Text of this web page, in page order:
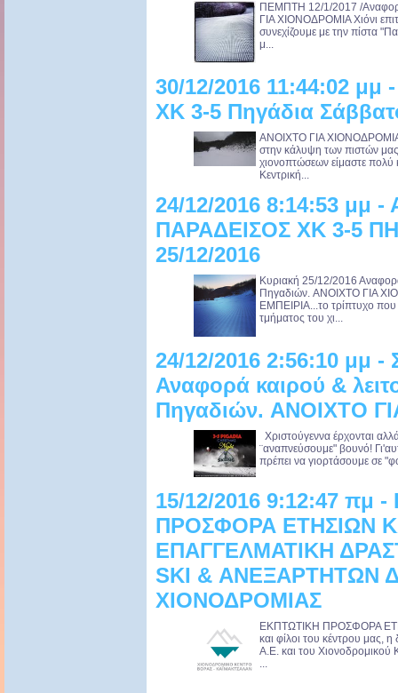
ΠΕΜΠΤΗ 12/1/2017 /
ΓΙΑ ΧΙΟΝΟΔΡΟΜΙΑ Χιόνι
συνεχίζουμε με την πίστα
μ...
30/12/2016 11:44:02 μμ
ΧΚ 3-5 Πηγάδια
ANOIXTO ΓΙΑ ΧΙΟΝΟΔΡΟΜΙΑ
στην κάλυψη των πιστών μας
χιονοπτώσεων είμαστε πολύ
Κεντρική...
24/12/2016 8:14:53 μμ
ΠΑΡΑΔΕΙΣΟΣ ΧΚ 3-5
25/12/2016
Κυριακή 25/12/2016
Πηγαδιών. ANOIXTO ΓΙΑ
ΕΜΠΕΙΡΙΑ...το τρίπτυχο που
τμήματος του χι...
24/12/2016 2:56:10 μμ -
Αναφορά καιρού &
Πηγαδιών. ANOIXTO
Χριστούγεννα έρχονται
¨αναπνεύσουμε" βουνό!
πρέπει να γιορτάσουμε σε
15/12/2016 9:12:47 πμ
ΠΡΟΣΦΟΡΑ ΕΤΗΣΙΩΝ
ΕΠΑΓΓΕΛΜΑΤΙΚΗ
SKI & ΑΝΕΞΑΡΤΗΤΩΝ
ΧΙΟΝΟΔΡΟΜΙΑΣ
ΕΚΠΤΩΤΙΚΗ ΠΡΟΣΦΟΡΑ
και φίλοι του κέντρου μας, η
Α.Ε. και του Χιονοδρομικού
...